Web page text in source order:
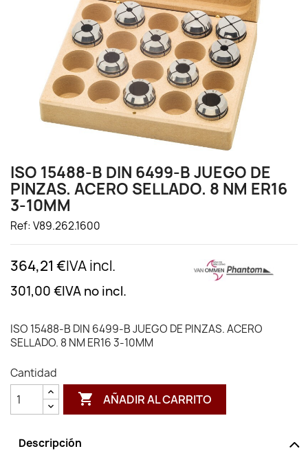
ISO 15488-B DIN 6499-B JUEGO DE
PINZAS. ACERO SELLADO. 8 NM ER16
3-10MM
Ref: V89.262.1600
364,21 €IVA incl.
301,00 €IVA no incl.
ISO 15488-B DIN 6499-B JUEGO DE PINZAS. ACERO
SELLADO. 8 NM ER16 3-10MM
Cantidad
 AÑADIR AL CARRITO
Descripción